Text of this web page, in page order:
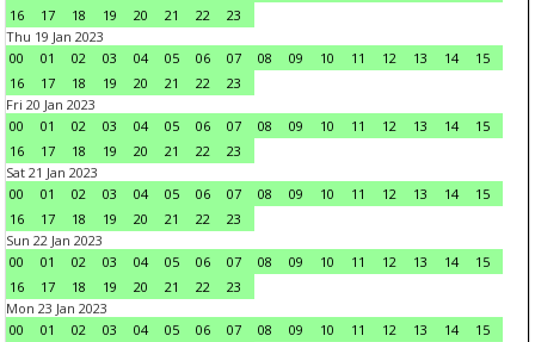
16
17 18 19 20 21 22
23
Thu 19 Jan 2023
00
01 02 03 04 05 06 07 08 09 10 11 12 13 14
15
16
17 18 19 20 21 22
23
Fri 20 Jan 2023
00
01 02 03 04 05 06 07 08 09 10 11 12 13 14
15
16
17 18 19 20 21 22
23
Sat 21 Jan 2023
00
01 02 03 04 05 06 07 08 09 10 11 12 13 14
15
16
17 18 19 20 21 22
23
Sun 22 Jan 2023
00
01 02 03 04 05 06 07 08 09 10 11 12 13 14
15
16
17 18 19 20 21 22
23
Mon 23 Jan 2023
00
01 02 03 04 05 06 07 08 09 10 11 12 13 14
15